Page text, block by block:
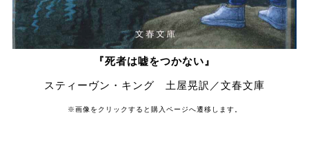
『死者は嘘をつかない』
スティーヴン・キング 土屋晃訳／文春文庫
※画像をクリックすると購入ページへ遷移します。